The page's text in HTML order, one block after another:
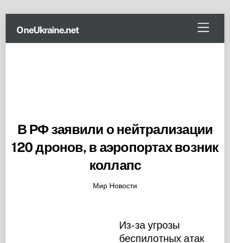
content
Menu
OneUkraine.net
В РФ заявили о нейтрализации
120 дронов, в аэропортах возник
коллапс
Мир Новости
Из-за угрозы
беспилотных атак